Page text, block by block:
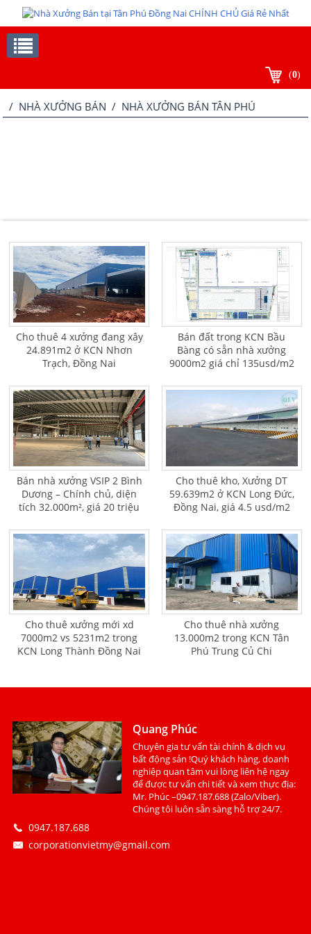
(0)
/ NHÀ XƯỞNG BÁN / NHÀ XƯỞNG BÁN TÂN PHÚ
Cho thuê 4 xưởng đang xây
24.891m2 ở KCN Nhơn
Trạch, Đồng Nai
Bán đất trong KCN Bầu
Bàng có sẵn nhà xưởng
9000m2 giá chỉ 135usd/m2
Bán nhà xưởng VSIP 2 Bình
Dương – Chính chủ, diện
tích 32.000m², giá 20 triệu
Cho thuê kho, Xưởng DT
59.639m2 ở KCN Long Đức,
Đồng Nai, giá 4.5 usd/m2
Cho thuê xưởng mới xd
7000m2 vs 5231m2 trong
KCN Long Thành Đồng Nai
Cho thuê nhà xưởng
13.000m2 trong KCN Tân
Phú Trung Củ Chi
Quang Phúc
Chuyên gia tư vấn tài chính & dịch vụ
bất động sản !Quý khách hàng, doanh
nghiệp quan tâm vui lòng liên hệ ngay
để được tư vấn chi tiết và xem thực địa:
Mr. Phúc –0947.187.688 (Zalo/Viber).
Chúng tôi luôn sẵn sàng hỗ trợ 24/7.
0947.187.688
corporationvietmy@gmail.com